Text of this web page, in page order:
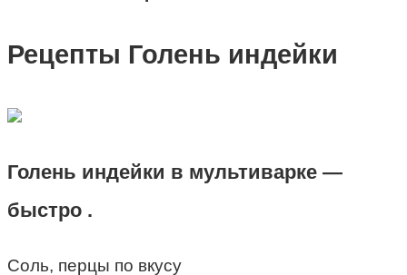
Рецепты Голень индейки
Голень индейки в мультиварке —
быстро .
Соль, перцы по вкусу